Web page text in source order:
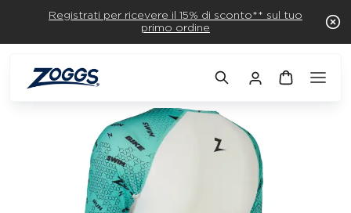
Registrati per ricevere il 15% di sconto** sul tuo
primo ordine